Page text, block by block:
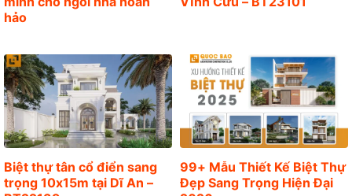
hảo
Biệt thự tân cổ điển sang
trọng 10x15m tại Dĩ An –
99+ Mẫu Thiết Kế Biệt Thự
Đẹp Sang Trọng Hiện Đại